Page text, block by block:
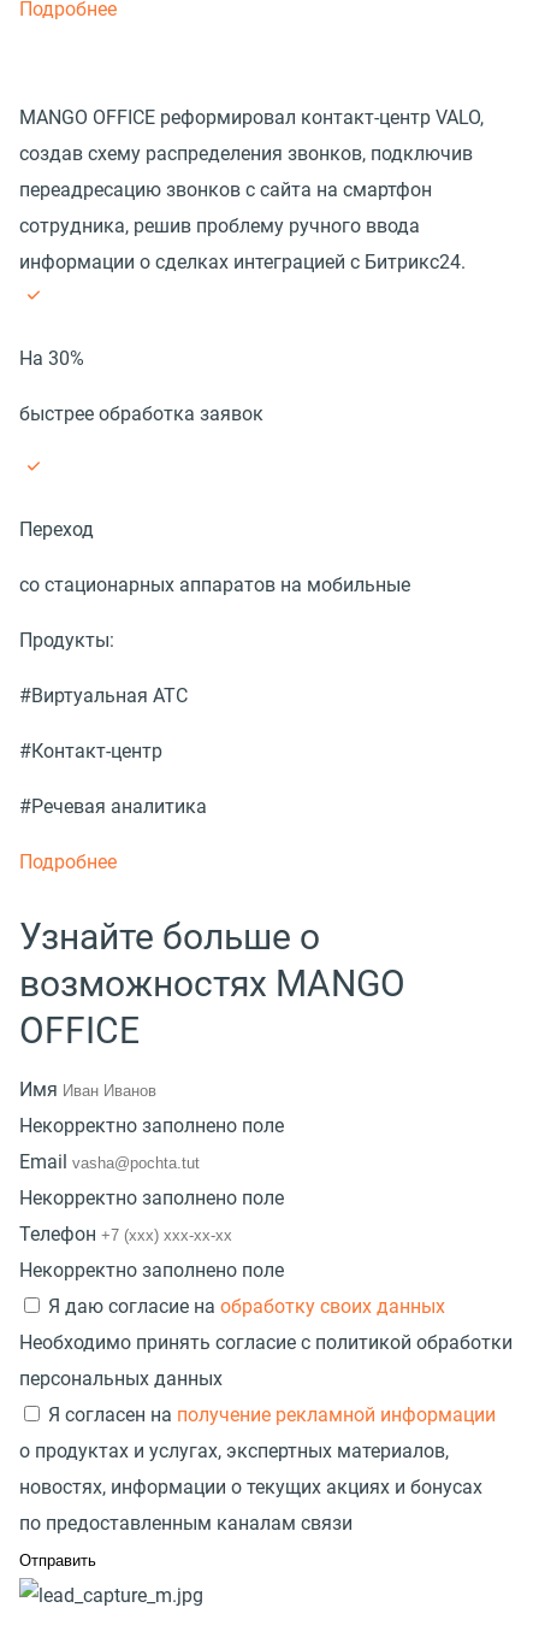
Подробнее
MANGO OFFICE реформировал контакт-центр VALO,
создав схему распределения звонков, подключив
переадресацию звонков с сайта на смартфон
сотрудника, решив проблему ручного ввода
информации о сделках интеграцией с Битрикс24.
На 30%
быстрее обработка заявок
Переход
со стационарных аппаратов на мобильные
Продукты:
#Виртуальная АТС
#Контакт-центр
#Речевая аналитика
Подробнее
Узнайте больше о
возможностях MANGO
OFFICE
Имя
Некорректно заполнено поле
Email
Некорректно заполнено поле
Телефон
Некорректно заполнено поле
Я даю согласие на обработку своих данных
Необходимо принять согласие с политикой обработки
персональных данных
Я согласен на получение рекламной информации
о продуктах и услугах, экспертных материалов,
новостях, информации о текущих акциях и бонусах
по предоставленным каналам связи